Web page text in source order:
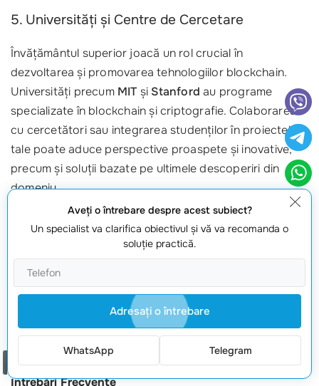
5. Universități și Centre de Cercetare
Învățământul superior joacă un rol crucial în
dezvoltarea și promovarea tehnologiilor blockchain.
Universități precum MIT și Stanford au programe
specializate în blockchain și criptografie. Colaborarea
cu cercetători sau integrarea studenților în proiectele
tale poate aduce perspective proaspete și inovative,
precum și soluții bazate pe ultimele descoperiri din
domeniu.
Apel la Acțiune
Dacă ești gata să îți duci afacerea la următorul nivel
prinpromovarea tehnologiilor blockchain
aștepta! Contactează-ne la+373 601 066 66sau
vizitează-ne pe site-ulwebmaster.md
despre cum putem colabora pentru a-ți îmbunătăți
Întrebări Frecvente
Aveţi o întrebare despre acest subiect?
Un specialist va clarifica obiectivul şi vă va recomanda o
soluţie practică.
Adresaţi o întrebare
WhatsApp Telegram
Comanda un apel